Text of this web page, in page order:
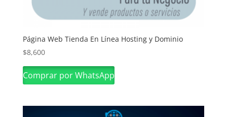
Página Web Tienda En Línea Hosting y Dominio
$8,600
Comprar por WhatsApp